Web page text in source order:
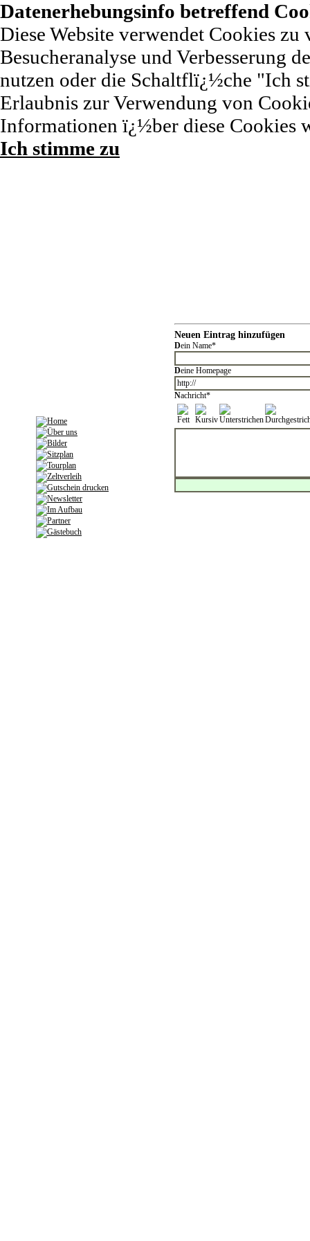
Datenerhebungsinfo betreffend
Diese Website verwendet Cookies
Besucheranalyse und Verbesserung
nutzen oder die Schaltflï¿½che "Ich
Erlaubnis zur Verwendung von
Informationen ï¿½ber diese Cookies
Ich stimme zu
Neuen Eintrag hinzufügen
Dein Name*
Deine Homepage
Nachricht*